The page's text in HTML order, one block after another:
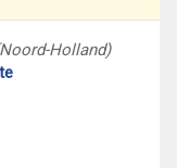
Holland)